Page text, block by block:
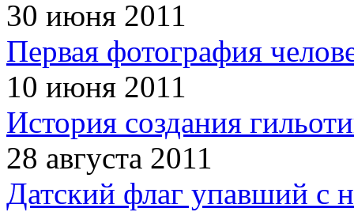
30 июня 2011
Первая фотография
10 июня 2011
История создания
28 августа 2011
Датский флаг упавший с